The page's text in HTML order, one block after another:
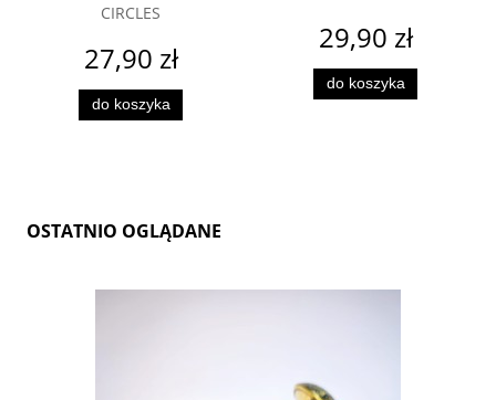
CIRCLES
27,90 zł
do koszyka
29,90 zł
do koszyka
OSTATNIO OGLĄDANE